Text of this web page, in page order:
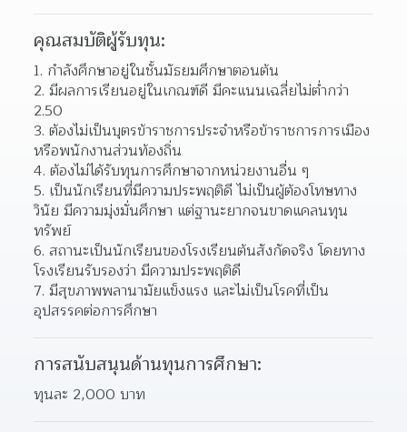
คุณสมบัติผู้รับทุน:
1. กำลังศึกษาอยู่ในชั้นมัธยมศึกษาตอนต้น
2. มีผลการเรียนอยู่ในเกณฑ์ดี มีคะแนนเฉลี่ยไม่ต่ำกว่า
2.50
3. ต้องไม่เป็นบุตรข้าราชการประจำหรือข้าราชการการเมือง
หรือพนักงานส่วนท้องถิ่น
4. ต้องไม่ได้รับทุนการศึกษาจากหน่วยงานอื่น ๆ
5. เป็นนักเรียนที่มีความประพฤติดี ไม่เป็นผู้ต้องโทษทาง
วินัย มีความมุ่งมั่นศึกษา แต่ฐานะยากจนขาดแคลนทุน
ทรัพย์
6. สถานะเป็นนักเรียนของโรงเรียนต้นสังกัดจริง โดยทาง
โรงเรียนรับรองว่า มีความประพฤติดี
7. มีสุขภาพพลานามัยแข็งแรง และไม่เป็นโรคที่เป็น
อุปสรรคต่อการศึกษา
การสนับสนุนด้านทุนการศึกษา:
ทุนละ 2,000 บาท